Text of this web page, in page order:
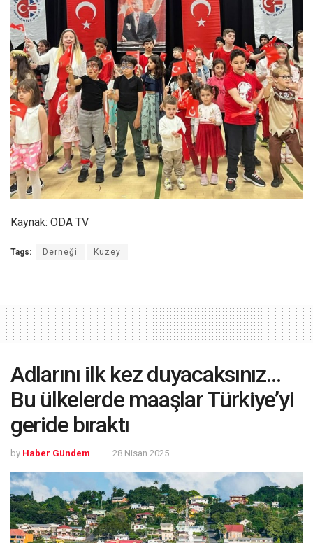
Kaynak: ODA TV
Tags: Derneği Kuzey
Adlarını ilk kez duyacaksınız…
Bu ülkelerde maaşlar Türkiye’yi
geride bıraktı
by Haber Gündem 28 Nisan 2025